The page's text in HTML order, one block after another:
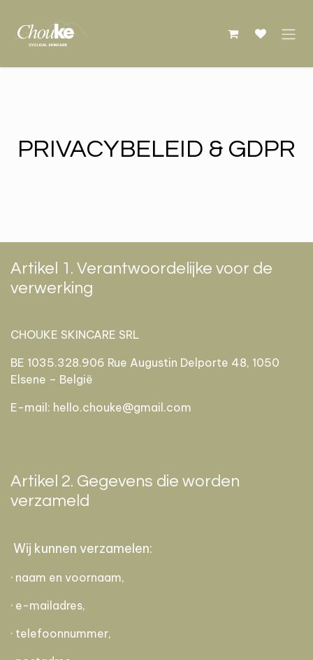
PRIVACYBELEID & GDPR
Artikel 1. Verantwoordelijke voor de
verwerking
CHOUKE SKINCARE SRL
BE 1035.328.906 Rue Augustin Delporte 48, 1050
Elsene – België
E-mail: hello.chouke@gmail.com
Artikel 2. Gegevens die worden
verzameld
Wij kunnen verzamelen:
· naam en voornaam,
· e-mailadres,
· telefoonnummer,